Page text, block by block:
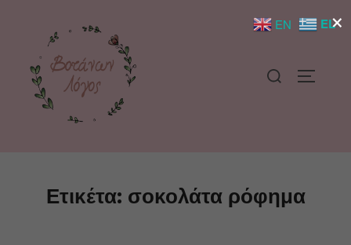
Ετικέτα: σοκολάτα ρόφημα
×
EN EL